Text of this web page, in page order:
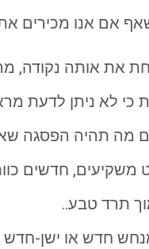
אם אנו מכירים את
את אותה נקודה,
כי לא ניתן לדעת
תהיה הפסגה
חדשים
תרד טבע..
חדש או ישן-